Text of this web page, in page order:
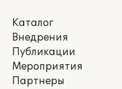
Каталог
Внедрения
Публикации
Мероприятия
Партнеры